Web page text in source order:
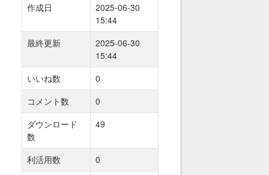
作成日
2025-06-30
15:44
最終更新
2025-06-30
15:44
いいね数
0
コメント数
0
ダウンロード
数
49
利活用数
0